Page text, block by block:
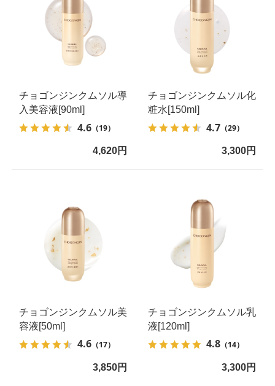
チョゴンジンクムソル導
入美容液[90ml]
4.6 （19）
4,620円
チョゴンジンクムソル化
粧水[150ml]
4.7（29）
3,300円
チョゴンジンクムソル美
容液[50ml]
4.6 （17）
3,850円
チョゴンジンクムソル乳
液[120ml]
4.8（14）
3,300円